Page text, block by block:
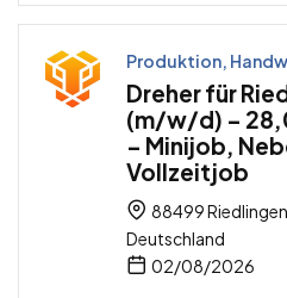
Produktion,
Dreher für
(m/w/d) –
– Minijob,
Vollzeitjob
88499
Deutschland
02/08/2026